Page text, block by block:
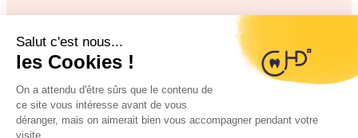
©2025 CHD Clinique d’Hygiène Dentaire
Mentions légales